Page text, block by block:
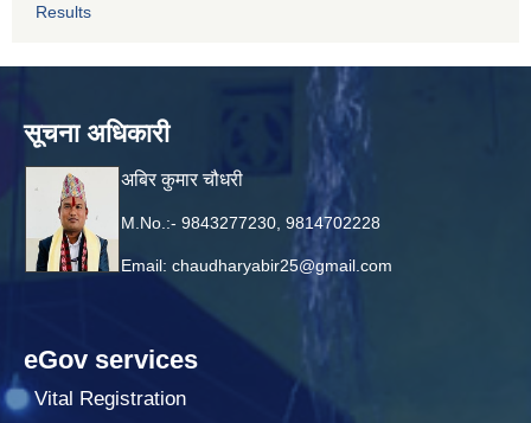
Results
सूचना अधिकारी
अबिर कुमार चौधरी
M.No.:- 9843277230, 9814702228
Email: chaudharyabir25@gmail.com
eGov services
Vital Registration